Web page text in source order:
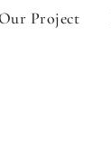
Our Project